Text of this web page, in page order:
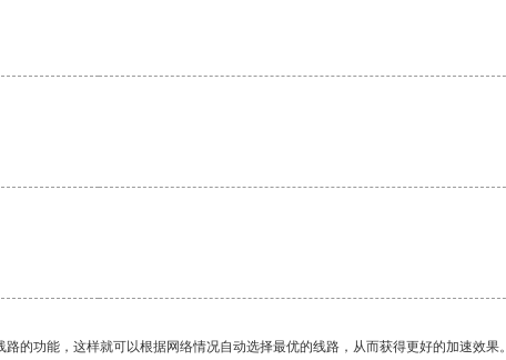
的功能，这样就可以根据网络情况自动选择最优的线路，从而获得更好的加速效果。